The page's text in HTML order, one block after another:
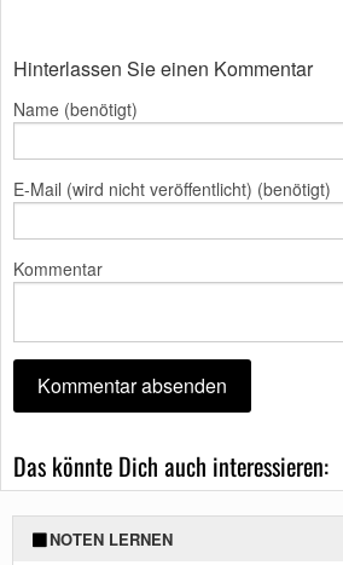
Hinterlassen Sie einen Kommentar
Name (benötigt)
E-Mail (wird nicht veröffentlicht) (benötigt)
Kommentar
Das könnte Dich auch interessieren:
NOTEN LERNEN